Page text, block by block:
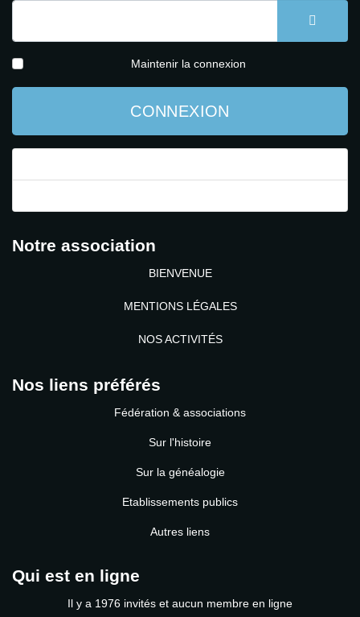
Maintenir la connexion
CONNEXION
Notre association
BIENVENUE
MENTIONS LÉGALES
NOS ACTIVITÉS
Nos liens préférés
Fédération & associations
Sur l'histoire
Sur la généalogie
Etablissements publics
Autres liens
Qui est en ligne
Il y a 1976 invités et aucun membre en ligne